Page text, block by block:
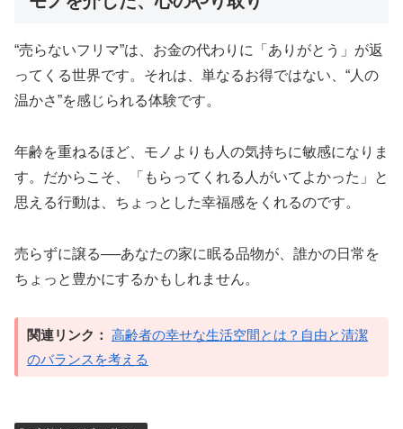
“売らないフリマ”は、お金の代わりに「ありがとう」が返
ってくる世界です。それは、単なるお得ではない、“人の
温かさ”を感じられる体験です。
年齢を重ねるほど、モノよりも人の気持ちに敏感になりま
す。だからこそ、「もらってくれる人がいてよかった」と
思える行動は、ちょっとした幸福感をくれるのです。
売らずに譲る──あなたの家に眠る品物が、誰かの日常を
ちょっと豊かにするかもしれません。
関連リンク： 高齢者の幸せな生活空間とは？自由と清潔
のバランスを考える